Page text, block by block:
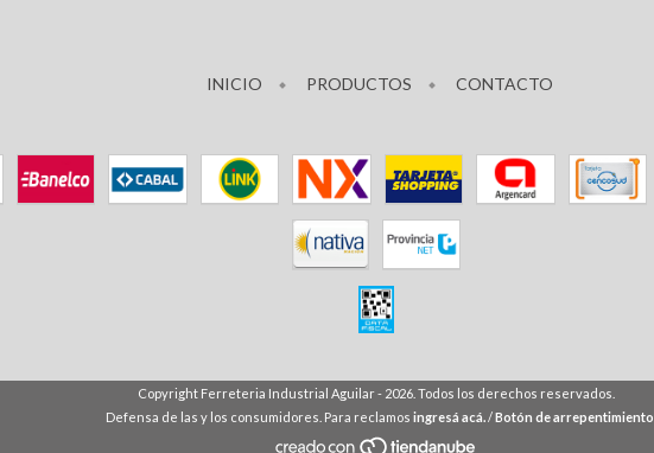
INICIO PRODUCTOS CONTACTO
Copyright Ferreteria Industrial Aguilar - 2026. Todos los derechos reservados.
Defensa de las y los consumidores. Para reclamos ingresá acá./Botón de arrepentimiento